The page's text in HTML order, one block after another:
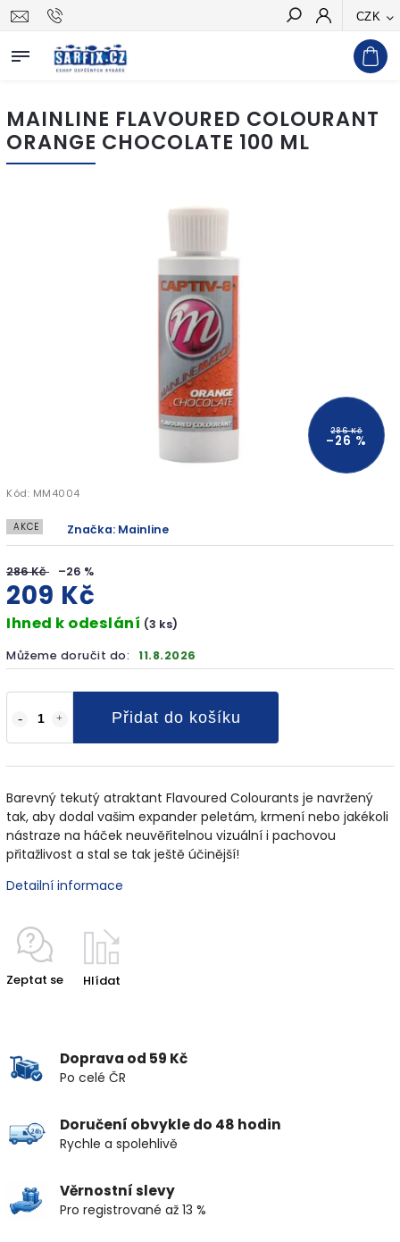
CZK
Hledat
MAINLINE FLAVOURED COLOURANT
ORANGE CHOCOLATE 100 ML
286 Kč
–26 %
Kód: MM4004
AKCE Značka: Mainline
286 Kč –26 %
209 Kč
Ihned k odeslání (3 ks)
Můžeme doručit do: 11.8.2026
Přidat do košíku
Barevný tekutý atraktant Flavoured Colourants je navržený
tak, aby dodal vašim expander peletám, krmení nebo jakékoli
nástraze na háček neuvěřitelnou vizuální i pachovou
přitažlivost a stal se tak ještě účinější!
Detailní informace
Zeptat se Hlídat
Doprava od 59 Kč
Po celé ČR
Doručení obvykle do 48 hodin
Rychle a spolehlivě
Věrnostní slevy
Pro registrované až 13 %